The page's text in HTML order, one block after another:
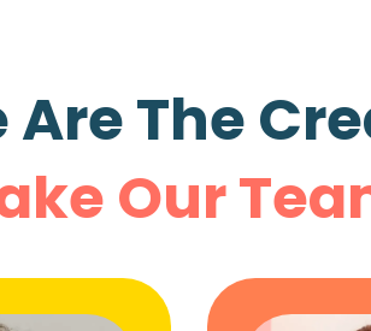
Are The
Our